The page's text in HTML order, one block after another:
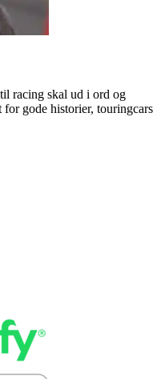
racing skal ud i ord og
gode historier, touringcars